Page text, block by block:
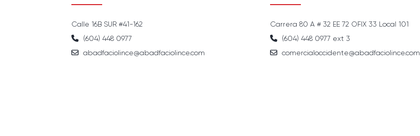
Calle 16B SUR #41-162
(604) 448 0977
abadfaciolince@abadfaciolince.com
Carrera 80 A # 32 EE 72 OFIX 33 Local 101
(604) 448 0977 ext 3
comercialoccidente@abadfaciolince.com